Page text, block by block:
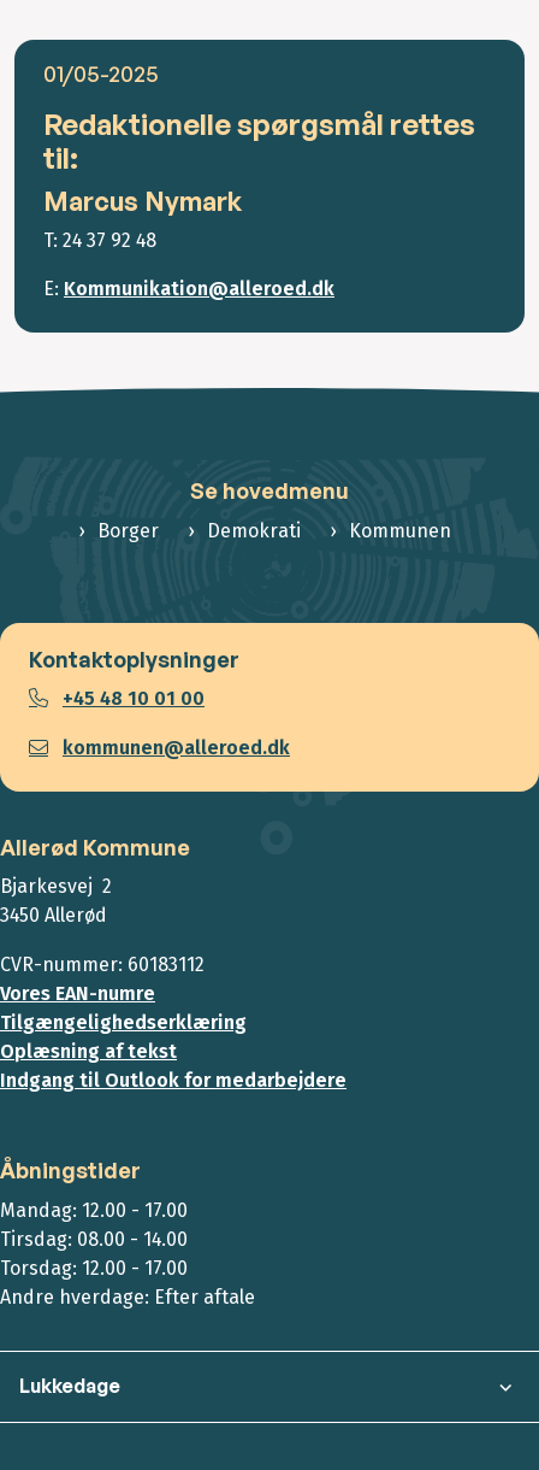
01/05-2025
Redaktionelle spørgsmål rettes
til:
Marcus Nymark
T: 24 37 92 48
E: Kommunikation@alleroed.dk
Se hovedmenu
Borger Demokrati Kommunen
Kontaktoplysninger
+45 48 10 01 00
kommunen@alleroed.dk
Allerød Kommune
Bjarkesvej 2
3450 Allerød
CVR-nummer: 60183112
Vores EAN-numre
Tilgængelighedserklæring
Oplæsning af tekst
Indgang til Outlook for medarbejdere
Åbningstider
Mandag: 12.00 - 17.00
Tirsdag: 08.00 - 14.00
Torsdag: 12.00 - 17.00
Andre hverdage: Efter aftale
Lukkedage